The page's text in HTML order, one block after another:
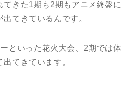
てきた1期も2期もアニメ終盤に
てきているんです。
といった花火大会、2期では体
てきています。